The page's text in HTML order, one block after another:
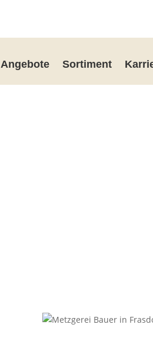
Angebote Sortiment